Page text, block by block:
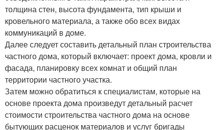
толщина стен, высота фундамента, тип крыши и
кровельного материала, а также обо всех видах
коммуникаций в доме.
Далее следует составить детальный план строительства
частного дома, который включает: проект дома, кровли и
фасада, планировку всех комнат и общий план
территории частного участка.
Затем можно обратиться к специалистам, которые на
основе проекта дома произведут детальный расчет
стоимости строительства частного дома на основе
бытующих расценок материалов и услуг бригады